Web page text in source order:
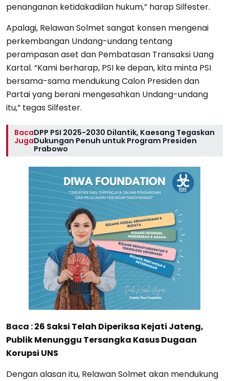
penanganan ketidakadilan hukum,” harap Silfester.
Apalagi, Relawan Solmet sangat konsen mengenai
perkembangan Undang-undang tentang
perampasan aset dan Pembatasan Transaksi Uang
Kartal. “Kami berharap, PSI ke depan, kita minta PSI
bersama-sama mendukung Calon Presiden dan
Partai yang berani mengesahkan Undang-undang
itu,” tegas Silfester.
Baca
Juga
DPP PSI 2025-2030 Dilantik, Kaesang Tegaskan
Dukungan Penuh untuk Program Presiden
Prabowo
Baca :26 Saksi Telah Diperiksa Kejati Jateng,
Publik Menunggu Tersangka Kasus Dugaan
Korupsi UNS
Dengan alasan itu, Relawan Solmet akan mendukung